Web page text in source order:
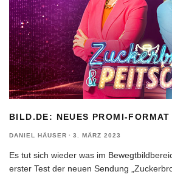
BILD.DE: NEUES PROMI-
DANIEL HÄUSER · 3. MÄRZ 2023
Es tut sich wieder was im
erster Test der neuen Sendung